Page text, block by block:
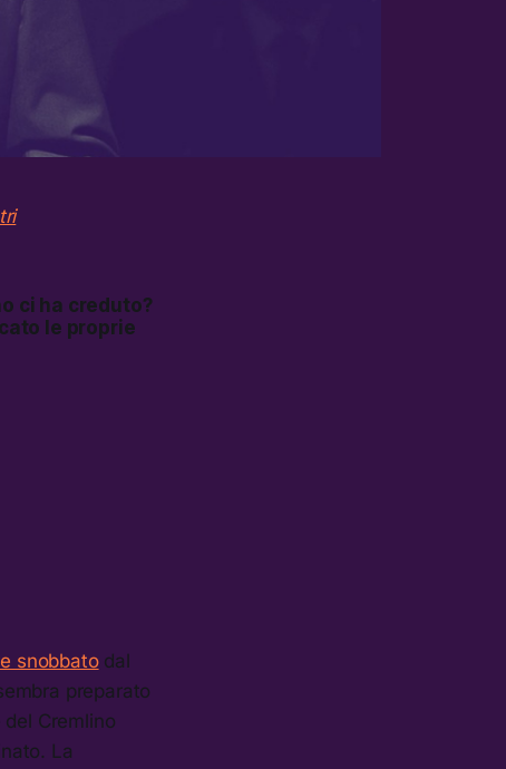
ci ha creduto?
le proprie
snobbatodal
preparato
Cremlino
La